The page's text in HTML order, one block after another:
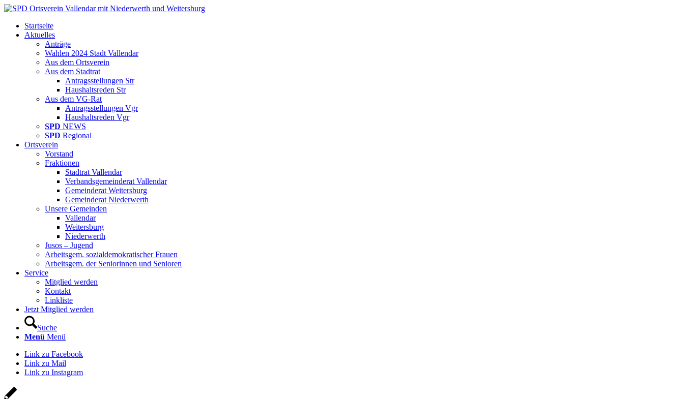
Startseite
Aktuelles
Anträge
Wahlen 2024 Stadt Vallendar
Aus dem Ortsverein
Aus dem Stadtrat
Antragsstellungen Str
Haushaltsreden Str
Aus dem VG-Rat
Antragsstellungen Vgr
Haushaltsreden Vgr
SPD NEWS
SPD Regional
Ortsverein
Vorstand
Fraktionen
Stadtrat Vallendar
Verbandsgemeinderat Vallendar
Gemeinderat Weitersburg
Gemeinderat Niederwerth
Unsere Gemeinden
Vallendar
Weitersburg
Niederwerth
Jusos – Jugend
Arbeitsgem. sozialdemokratischer Frauen
Arbeitsgem. der Seniorinnen und Senioren
Service
Mitglied werden
Kontakt
Linkliste
Jetzt Mitglied werden
Suche
Menü Menü
Link zu Facebook
Link zu Mail
Link zu Instagram